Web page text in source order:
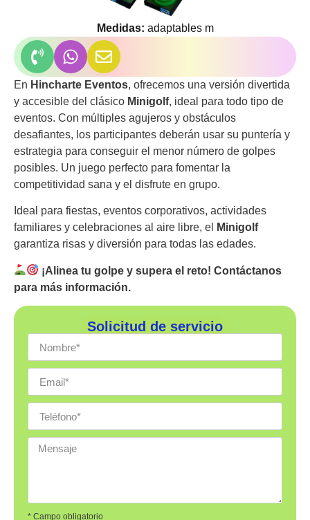
Medidas: adaptables m
En Hincharte Eventos, ofrecemos una versión divertida
y accesible del clásico Minigolf, ideal para todo tipo de
eventos. Con múltiples agujeros y obstáculos
desafiantes, los participantes deberán usar su puntería y
estrategia para conseguir el menor número de golpes
posibles. Un juego perfecto para fomentar la
competitividad sana y el disfrute en grupo.
Ideal para fiestas, eventos corporativos, actividades
familiares y celebraciones al aire libre, el
Minigolf
garantiza risas y diversión para todas las edades.
¡Alinea tu golpe y supera el reto! Contáctanos
para más información.
Solicitud de servicio
* Campo obligatorio